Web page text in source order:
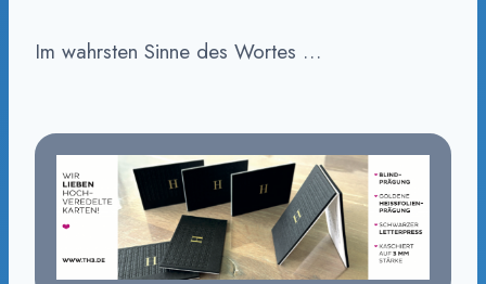
Im wahrsten Sinne des Wortes …